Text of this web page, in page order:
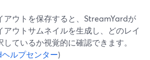
アウトを保存すると、StreamYardが
アウトサムネイルを生成し、どのレイ
しているか視覚的に確認できます。
ルプセンター)